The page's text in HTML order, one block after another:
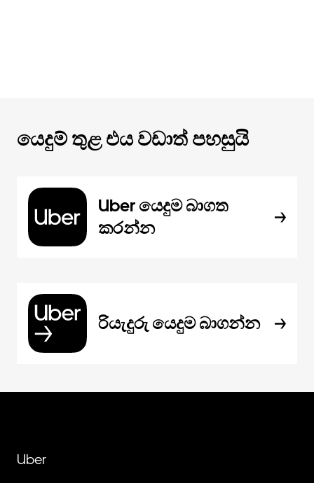
යෙදුම් තුළ එය වඩාත් පහසුයි
Uber යෙදුම බාගත
කරන්න
රියැදුරු යෙදුම බාගන්න
Uber